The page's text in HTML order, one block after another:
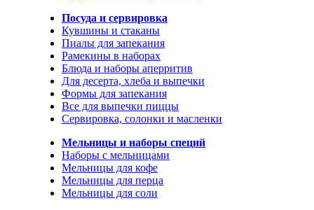
Посуда и сервировка
Кувшины и стаканы
Пиалы для запекания
Рамекины в наборах
Блюда и наборы аперритив
Для десерта, хлеба и выпечки
Формы для запекания
Все для выпечки пиццы
Сервировка, солонки и масленки
Мельницы и наборы специй
Наборы с мельницами
Мельницы для кофе
Мельницы для перца
Мельницы для соли